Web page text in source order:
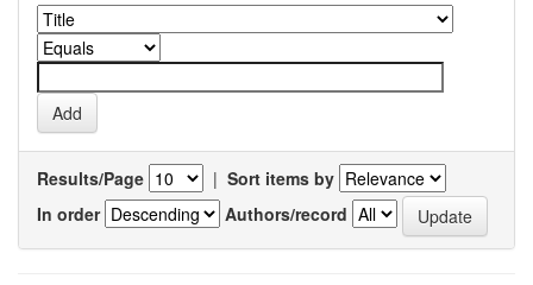
Results/Page | Sort items by
In order
Authors/record